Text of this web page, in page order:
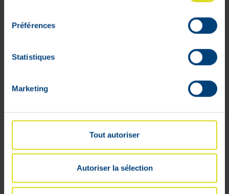
Préférences
Statistiques
Marketing
Tout autoriser
Autoriser la sélection
En stock